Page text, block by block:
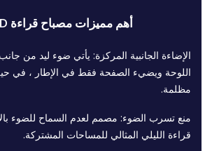
أهم مميزات مصباح قراءة LED
الإضاءة الجانبية المركزة: يأتي ضوء ليد من
اللوحة ويضيء الصفحة فقط في الإطار ، في
مظلمة.
منع تسرب الضوء: مصمم لعدم السماح للضوء
قراءة الليلي المثالي للمساحات المشتركة.